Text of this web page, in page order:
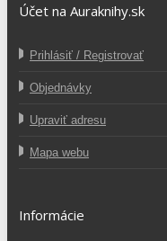
Účet na Auraknihy.sk
Prihlásiť / Registrovať
Objednávky
Upraviť adresu
Mapa webu
Informácie